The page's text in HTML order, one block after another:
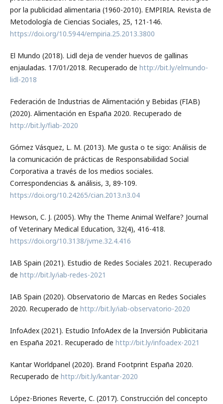
por la publicidad alimentaria (1960-2010). EMPIRIA. Revista de
Metodología de Ciencias Sociales, 25, 121-146.
https://doi.org/10.5944/empiria.25.2013.3800
El Mundo (2018). Lidl deja de vender huevos de gallinas
enjauladas. 17/01/2018. Recuperado de http://bit.ly/elmundo-
lidl-2018
Federación de Industrias de Alimentación y Bebidas (FIAB)
(2020). Alimentación en España 2020. Recuperado de
http://bit.ly/fiab-2020
Gómez Vásquez, L. M. (2013). Me gusta o te sigo: Análisis de
la comunicación de prácticas de Responsabilidad Social
Corporativa a través de los medios sociales.
Correspondencias & análisis, 3, 89-109.
https://doi.org/10.24265/cian.2013.n3.04
Hewson, C. J. (2005). Why the Theme Animal Welfare? Journal
of Veterinary Medical Education, 32(4), 416-418.
https://doi.org/10.3138/jvme.32.4.416
IAB Spain (2021). Estudio de Redes Sociales 2021. Recuperado
de http://bit.ly/iab-redes-2021
IAB Spain (2020). Observatorio de Marcas en Redes Sociales
2020. Recuperado de http://bit.ly/iab-observatorio-2020
InfoAdex (2021). Estudio InfoAdex de la Inversión Publicitaria
en España 2021. Recuperado de http://bit.ly/infoadex-2021
Kantar Worldpanel (2020). Brand Footprint España 2020.
Recuperado de http://bit.ly/kantar-2020
López-Briones Reverte, C. (2017). Construcción del concepto